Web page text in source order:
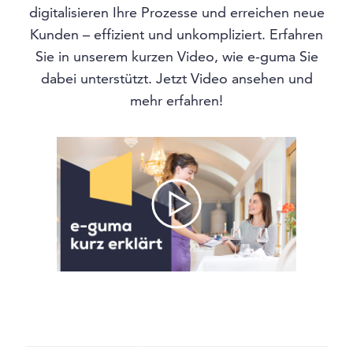
digitalisieren Ihre Prozesse und erreichen neue
Kunden – effizient und unkompliziert. Erfahren
Sie in unserem kurzen Video, wie e-guma Sie
dabei unterstützt. Jetzt Video ansehen und
mehr erfahren!